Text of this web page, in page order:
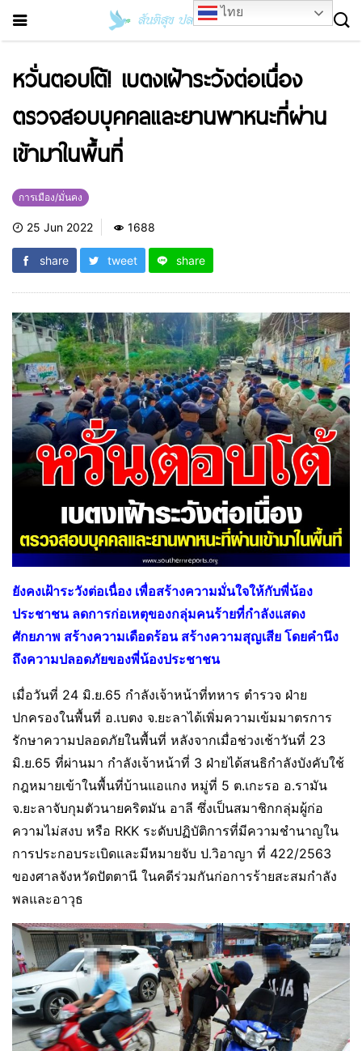
หวั่นตอบโต้! เบตงเฝ้าระวังต่อเนื่อง
ตรวจสอบบุคคลและยานพาหนะที่ผ่าน
เข้ามาในพื้นที่
การเมือง/มั่นคง
25 Jun 2022 1688
share tweet share
ยังคงเฝ้าระวังต่อเนื่อง เพื่อสร้างความมั่นใจให้กับพี่น้อง
ประชาชน ลดการก่อเหตุของกลุ่มคนร้ายที่กำลังแสดง
ศักยภาพ สร้างความเดือดร้อน สร้างความสุญเสีย โดยคำนึง
ถึงความปลอดภัยของพี่น้องประชาชน
เมื่อวันที่ 24 มิ.ย.65 กำลังเจ้าหน้าที่ทหาร ตำรวจ ฝ่าย
ปกครองในพื้นที่ อ.เบตง จ.ยะลาได้เพิ่มความเข้มมาตรการ
รักษาความปลอดภัยในพื้นที่ หลังจากเมื่อช่วงเช้าวันที่ 23
มิ.ย.65 ที่ผ่านมา กำลังเจ้าหน้าที่ 3 ฝ่ายได้สนธิกำลังบังคับใช้
กฎหมายเข้าในพื้นที่บ้านแอแกง หมู่ที่ 5 ต.เกะรอ อ.รามัน
จ.ยะลาจับกุมตัวนายคริตมัน อาลี ซึ่งเป็นสมาชิกกลุ่มผู้ก่อ
ความไม่สงบ หรือ RKK ระดับปฏิบัติการที่มีความชำนาญใน
การประกอบระเบิดและมีหมายจับ ป.วิอาญา ที่ 422/2563
ของศาลจังหวัดปัตตานี ในคดีร่วมกันก่อการร้ายสะสมกำลัง
พลและอาวุธ
ไทย